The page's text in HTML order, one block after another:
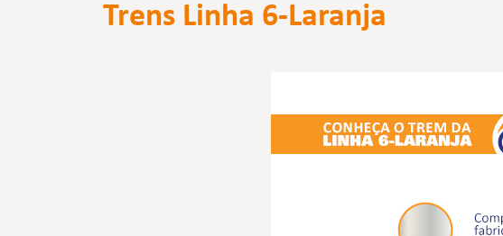
Trens Linha 6-Laranja